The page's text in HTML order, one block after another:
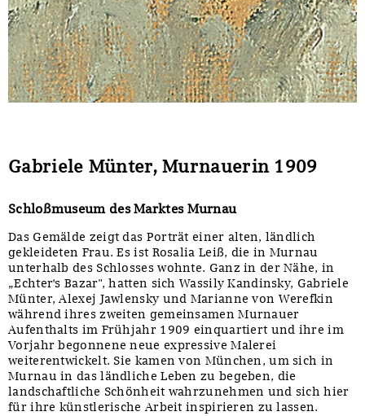
Gabriele Münter, Murnauerin 1909
Schloßmuseum des Marktes Murnau
Das Gemälde zeigt das Porträt einer alten, ländlich
gekleideten Frau. Es ist Rosalia Leiß, die in Murnau
unterhalb des Schlosses wohnte. Ganz in der Nähe, in
„Echter's Bazar", hatten sich Wassily Kandinsky, Gabriele
Münter, Alexej Jawlensky und Marianne von Werefkin
während ihres zweiten gemeinsamen Murnauer
Aufenthalts im Frühjahr 1909 einquartiert und ihre im
Vorjahr begonnene neue expressive Malerei
weiterentwickelt. Sie kamen von München, um sich in
Murnau in das ländliche Leben zu begeben, die
landschaftliche Schönheit wahrzunehmen und sich hier
für ihre künstlerische Arbeit inspirieren zu lassen.